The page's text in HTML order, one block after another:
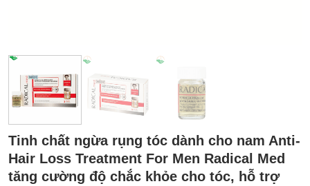
Tinh chất ngừa rụng tóc dành cho nam Anti-
Hair Loss Treatment For Men Radical Med
tăng cường độ chắc khỏe cho tóc, hỗ trợ